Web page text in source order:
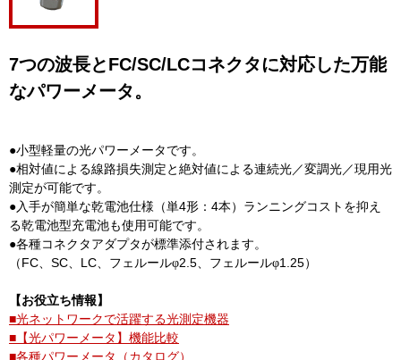
7つの波長とFC/SC/LCコネクタに対応した万能
なパワーメータ。
●小型軽量の光パワーメータです。
●相対値による線路損失測定と絶対値による連続光／変調光／現用光
測定が可能です。
●入手が簡単な乾電池仕様（単4形：4本）ランニングコストを抑え
る乾電池型充電池も使用可能です。
●各種コネクタアダプタが標準添付されます。
（FC、SC、LC、フェルールφ2.5、フェルールφ1.25）
【お役立ち情報】
■光ネットワークで活躍する光測定機器
■【光パワーメータ】機能比較
■各種パワーメータ（カタログ）